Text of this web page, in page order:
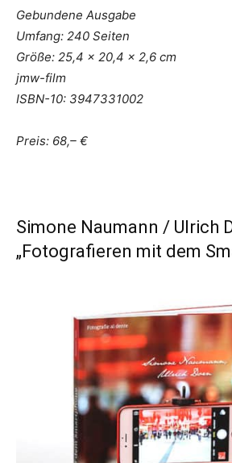
Gebundene Ausgabe
Umfang: 240 Seiten
Größe: 25,4 x 20,4 x 2,6 cm
jmw-film
ISBN-10: 3947331002
Preis: 68,– €
Simone Naumann / Ulrich
„Fotografieren mit dem